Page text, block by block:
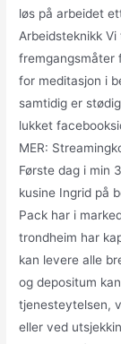
løs på arbeidet
Arbeidsteknikk
fremgangsmåter
for meditasjon i
samtidig er
lukket
MER:
Første dag i min
kusine Ingrid på
Pack har i
trondheim har
kan levere alle
og depositum
tjenesteytelsen,
eller ved